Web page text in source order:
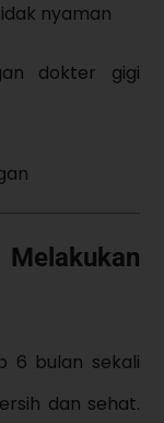
nyaman
dokter gigi
6 bulan sekali
dan sehat.